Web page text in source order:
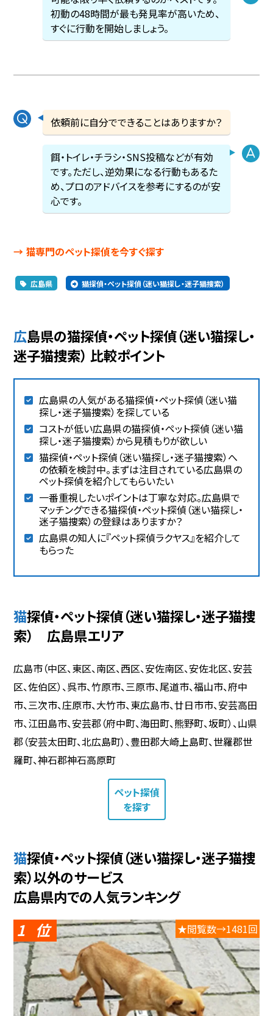
初動の48時間が最も発見率が高いため、
すぐに行動を開始しましょう。
依頼前に自分でできることはありますか？
餌・トイレ・チラシ・SNS投稿などが有効
です。ただし、逆効果になる行動もあるた
め、プロのアドバイスを参考にするのが安
心です。
→ 猫専門のペット探偵を今すぐ探す
広島県 猫探偵・ペット探偵（迷い猫探し・迷子猫捜索）
広島県の猫探偵・ペット探偵（迷い猫探し・
迷子猫捜索） 比較ポイント
広島県の人気がある猫探偵・ペット探偵（迷い猫
探し・迷子猫捜索）を探している
コストが低い広島県の猫探偵・ペット探偵（迷い猫
探し・迷子猫捜索）から見積もりが欲しい
猫探偵・ペット探偵（迷い猫探し・迷子猫捜索）へ
の依頼を検討中。まずは注目されている広島県の
ペット探偵を紹介してもらいたい
一番重視したいポイントは丁寧な対応。広島県で
マッチングできる猫探偵・ペット探偵（迷い猫探し・
迷子猫捜索）の登録はありますか？
広島県の知人に『ペット探偵ラクヤス』を紹介して
もらった
猫探偵・ペット探偵（迷い猫探し・迷子猫捜
索） 広島県エリア
広島市（中区、東区、南区、西区、安佐南区、安佐北区、安芸
区、佐伯区）、呉市、竹原市、三原市、尾道市、福山市、府中
市、三次市、庄原市、大竹市、東広島市、廿日市市、安芸高田
市、江田島市、安芸郡（府中町、海田町、熊野町、坂町）、山県
郡（安芸太田町、北広島町）、豊田郡大崎上島町、世羅郡世
羅町、神石郡神石高原町
ペット探偵
を探す
猫探偵・ペット探偵（迷い猫探し・迷子猫捜
索）以外のサービス
広島県内での人気ランキング
1 ★閲覧数→1481回